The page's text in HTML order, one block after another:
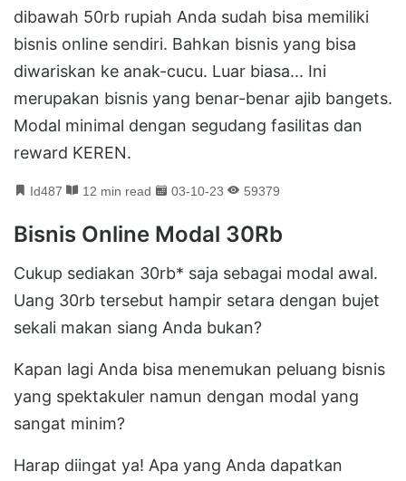
dibawah 50rb rupiah Anda sudah bisa memiliki
bisnis online sendiri. Bahkan bisnis yang bisa
diwariskan ke anak-cucu. Luar biasa... Ini
merupakan bisnis yang benar-benar ajib bangets.
Modal minimal dengan segudang fasilitas dan
reward KEREN.
Id487 12 min read 03-10-23 59379
Bisnis Online Modal 30Rb
Cukup sediakan 30rb* saja sebagai modal awal.
Uang 30rb tersebut hampir setara dengan bujet
sekali makan siang Anda bukan?
Kapan lagi Anda bisa menemukan peluang bisnis
yang spektakuler namun dengan modal yang
sangat minim?
Harap diingat ya! Apa yang Anda dapatkan